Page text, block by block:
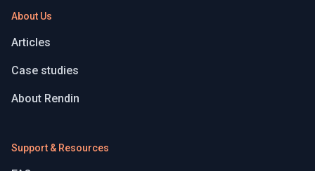
About Us
Articles
Case studies
About Rendin
Support & Resources